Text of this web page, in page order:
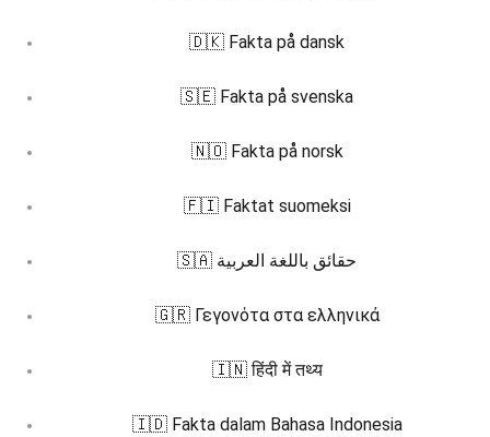
🇩🇰 Fakta på dansk
🇸🇪 Fakta på svenska
🇳🇴 Fakta på norsk
🇫🇮 Faktat suomeksi
🇸🇦 حقائق باللغة العربية
🇬🇷 Γεγονότα στα ελληνικά
🇮🇳 हिंदी में तथ्य
🇮🇩 Fakta dalam Bahasa Indonesia